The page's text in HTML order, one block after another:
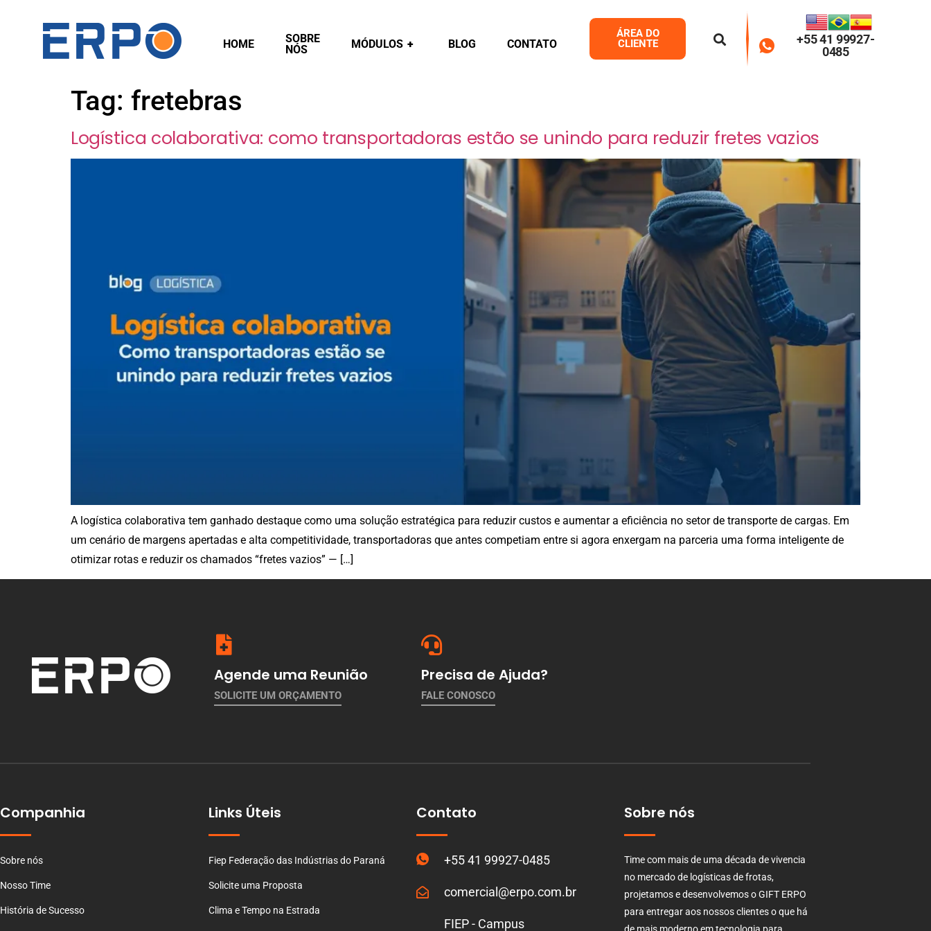
HOME
SOBRE
NÓS
MÓDULOS + BLOG CONTATO
ÁREA DO
CLIENTE
+55 41 99927-
0485
Tag: fretebras
Logística colaborativa: como transportadoras estão se unindo para reduzir fretes vazios
A logística colaborativa tem ganhado destaque como uma solução estratégica para reduzir custos e aumentar a eficiência no setor de transporte de cargas. Em
um cenário de margens apertadas e alta competitividade, transportadoras que antes competiam entre si agora enxergam na parceria uma forma inteligente de
otimizar rotas e reduzir os chamados “fretes vazios” — […]
Agende uma Reunião
SOLICITE UM ORÇAMENTO
Precisa de Ajuda?
FALE CONOSCO
Companhia
Sobre nós
Nosso Time
História de Sucesso
Links Úteis
Fiep Federação das Indústrias do Paraná
Solicite uma Proposta
Clima e Tempo na Estrada
Contato
+55 41 99927-0485
comercial@erpo.com.br
FIEP - Campus
Sobre nós
Time com mais de uma década de vivencia
no mercado de logísticas de frotas,
projetamos e desenvolvemos o GIFT ERPO
para entregar aos nossos clientes o que há